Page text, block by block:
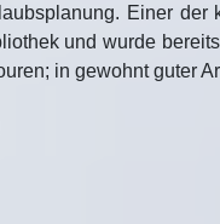
Einer der
und wurde
in gewohnt guter